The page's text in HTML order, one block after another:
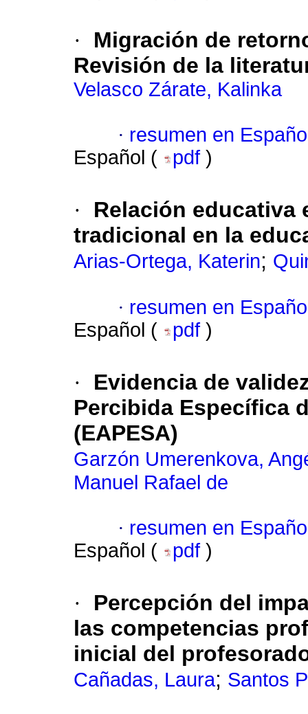
·
Migración de
Revisión de la
Velasco Zárate, Kalinka
· resumen en
Español (
pdf )
·
Relación educativa
tradicional en la
Arias-Ortega, Katerin;
· resumen en
Español (
pdf )
·
Evidencia de
Percibida Específica
(EAPESA)
Garzón Umerenkova,
Manuel Rafael de
· resumen en
Español (
pdf )
·
Percepción del
las competencias
inicial del
Cañadas, Laura; Santos